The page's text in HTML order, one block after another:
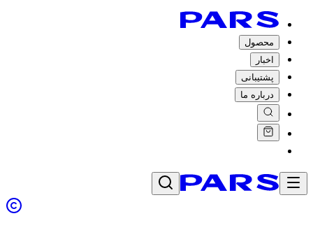
محصول
اخبار
پشتیبانی
درباره ما